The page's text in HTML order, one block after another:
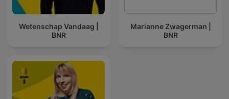
Wetenschap Vandaag |
BNR
Marianne Zwagerman |
BNR